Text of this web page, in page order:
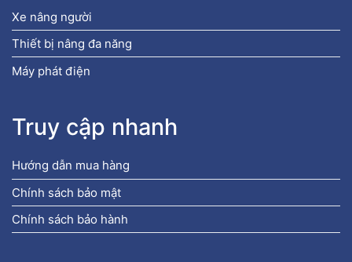
Xe nâng người
Thiết bị nâng đa năng
Máy phát điện
Truy cập nhanh
Hướng dẫn mua hàng
Chính sách bảo mật
Chính sách bảo hành